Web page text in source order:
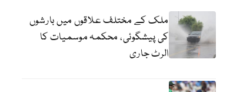
ملک کے مختلف علاقوں میں بارشوں
کی پیشگوئی، محکمہ موسمیات کا
الرٹ جاری